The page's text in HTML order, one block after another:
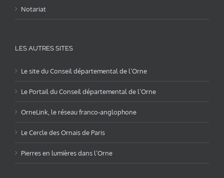
Notariat
LES AUTRES SITES
Le site du Conseil départemental de l’Orne
Le Portail du Conseil départemental de l’Orne
OrneLink, le réseau franco-anglophone
Le Cercle des Ornais de Paris
Pierres en lumières dans l’Orne